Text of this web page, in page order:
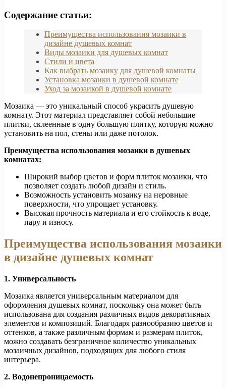
Содержание статьи:
Преимущества использования мозаики в
дизайне душевых комнат
Виды мозаики для душевых комнат
Стили и цвета
Как выбрать мозаику для душевой комнаты
Установка мозаики в душевой комнате
Уход за мозаикой в душевой комнате
Мозаика — это уникальный способ украсить душевую
комнату. Этот материал представляет собой небольшие
плитки, склеенные в одну большую плитку, которую можно
установить на пол, стены или даже потолок.
Преимущества использования мозаики в душевых
комнатах:
Широкий выбор цветов и форм плиток мозаики, что
позволяет создать любой дизайн и стиль.
Возможность установить мозаику на неровные
поверхности, что упрощает установку.
Высокая прочность материала и его стойкость к воде,
пару и износу.
Преимущества использования мозаики
в дизайне душевых комнат
1. Универсальность
Мозаика является универсальным материалом для
оформления душевых комнат, поскольку она может быть
использована для создания различных видов декоративных
элементов и композиций. Благодаря разнообразию цветов и
оттенков, а также различным формам и размерам плиток,
можно создавать безграничное количество уникальных
мозаичных дизайнов, подходящих для любого стиля
интерьера.
2. Водонепроницаемость